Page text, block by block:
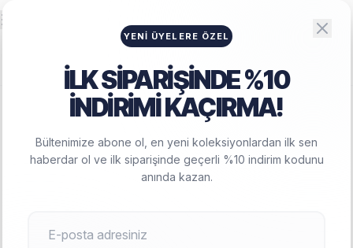
HAMILE GIYIM
İPTAL VE İADE KOŞULLARI
YENI ÜYELERE ÖZEL
İLK SİPARİŞİNDE %10
İNDİRİMİ KAÇIRMA!
Bültenimize abone ol, en yeni koleksiyonlardan ilk sen
haberdar ol ve ilk siparişinde geçerli %10 indirim kodunu
anında kazan.